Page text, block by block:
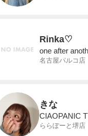
Rinka♡
one after
名古屋パルコ店
きな
CIAOPANIC
ららぽーと堺店